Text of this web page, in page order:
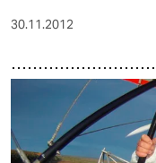
30.11.2012